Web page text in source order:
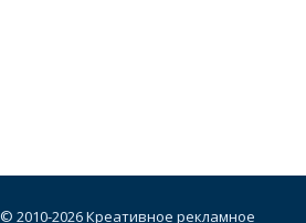
© 2010-2026 Креативное рекламное